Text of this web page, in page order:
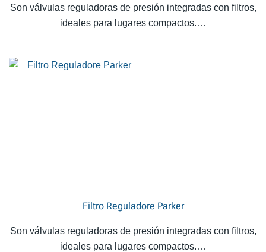
Son válvulas reguladoras de presión integradas con filtros,
ideales para lugares compactos.…
Filtro Reguladore Parker
Son válvulas reguladoras de presión integradas con filtros,
ideales para lugares compactos.…